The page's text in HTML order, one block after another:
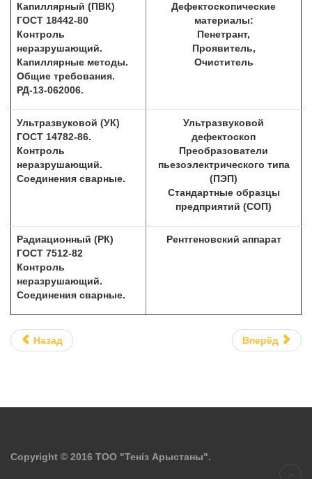
Капиллярный (ПВК)
ГОСТ 18442-80
Контроль
неразрушающий.
Капиллярные методы.
Общие требования.
РД-13-062006.
Дефектоскопические
материалы:
Пенетрант,
Проявитель,
Очиститель
Ультразвуковой (УК)
ГОСТ 14782-86.
Контроль
неразрушающий.
Соединения сварные.
Ультразвуковой
дефектоскоп
Преобразователи
пьезоэлектрического типа
(ПЭП)
Стандартные образцы
предприятий (СОП)
Радиационный (РК)
ГОСТ 7512-82
Контроль
неразрушающий.
Соединения сварные.
Рентгеновский аппарат
Назад Вперёд
Copyright © 2016 ТОО "Тенiз Арыстаны".